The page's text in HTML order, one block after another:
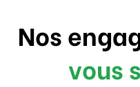
Nos
vous